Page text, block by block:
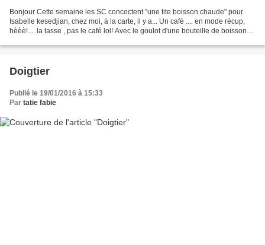
Bonjour Cette semaine les SC concoctent "une tite boisson chaude" pour
Isabelle kesedjian, chez moi, à la carte, il y a... Un café .... en mode récup,
hèèè!.... la tasse , pas le café lol! Avec le goulot d'une bouteille de boisson
Doigtier
Publié le 19/01/2016 à 15:33
Par tatie fabie